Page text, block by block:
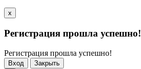
x
Регистрация прошла успешно!
Регистрация прошла успешно!
Вход
Закрыть